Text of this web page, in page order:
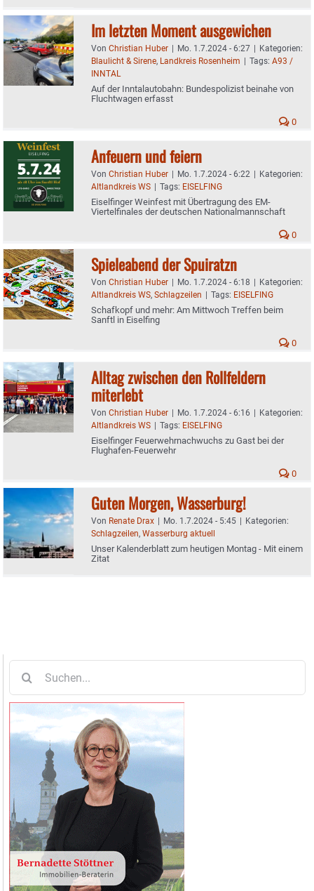
Im letzten Moment ausgewichen
Von Christian Huber | Mo. 1.7.2024 - 6:27 | Kategorien:
Blaulicht & Sirene, Landkreis Rosenheim | Tags: A93 /
INNTAL
Auf der Inntalautobahn: Bundespolizist beinahe von
Fluchtwagen erfasst
0
Anfeuern und feiern
Von Christian Huber | Mo. 1.7.2024 - 6:22 | Kategorien:
Altlandkreis WS | Tags: EISELFING
Eiselfinger Weinfest mit Übertragung des EM-
Viertelfinales der deutschen Nationalmannschaft
0
Spieleabend der Spuiratzn
Von Christian Huber | Mo. 1.7.2024 - 6:18 | Kategorien:
Altlandkreis WS, Schlagzeilen | Tags: EISELFING
Schafkopf und mehr: Am Mittwoch Treffen beim
Sanftl in Eiselfing
0
Alltag zwischen den Rollfeldern
miterlebt
Von Christian Huber | Mo. 1.7.2024 - 6:16 | Kategorien:
Altlandkreis WS | Tags: EISELFING
Eiselfinger Feuerwehrnachwuchs zu Gast bei der
Flughafen-Feuerwehr
0
Guten Morgen, Wasserburg!
Von Renate Drax | Mo. 1.7.2024 - 5:45 | Kategorien:
Schlagzeilen, Wasserburg aktuell
Unser Kalenderblatt zum heutigen Montag - Mit einem
Zitat
nach: